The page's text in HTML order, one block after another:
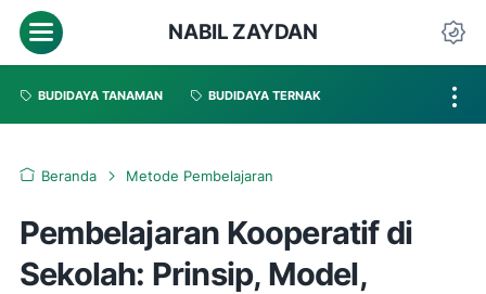
NABIL ZAYDAN
BUDIDAYA TANAMAN BUDIDAYA TERNAK
Beranda Metode Pembelajaran
Pembelajaran Kooperatif di
Sekolah: Prinsip, Model,